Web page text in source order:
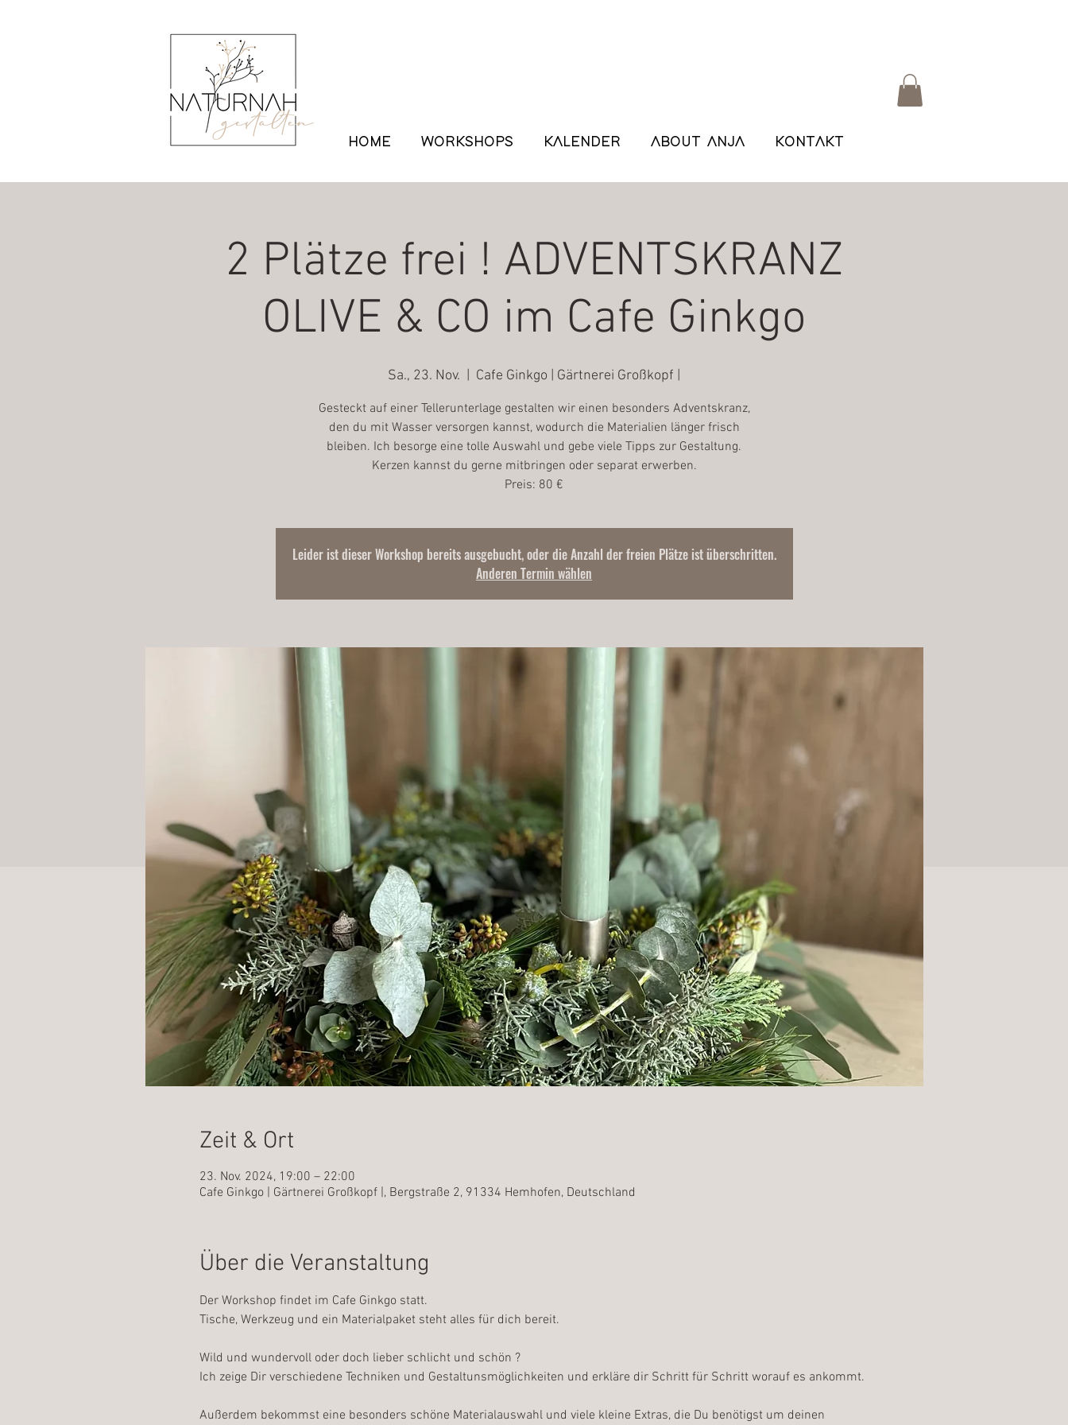
2 Plätze frei ! ADVENTSKRANZ
OLIVE & CO im Cafe Ginkgo
Sa., 23. Nov. Cafe Ginkgo | Gärtnerei Großkopf |
Gesteckt auf einer Tellerunterlage gestalten wir einen besonders Adventskranz,
den du mit Wasser versorgen kannst, wodurch die Materialien länger frisch
bleiben. Ich besorge eine tolle Auswahl und gebe viele Tipps zur Gestaltung.
Kerzen kannst du gerne mitbringen oder separat erwerben.
Preis: 80 €
Leider ist dieser Workshop bereits ausgebucht, oder die Anzahl der freien Plätze ist überschritten.
Anderen Termin wählen
Zeit & Ort
23. Nov. 2024, 19:00 – 22:00
Cafe Ginkgo | Gärtnerei Großkopf |, Bergstraße 2, 91334 Hemhofen, Deutschland
Über die Veranstaltung
Der Workshop findet im Cafe Ginkgo statt.
Tische, Werkzeug und ein Materialpaket steht alles für dich bereit.
Wild und wundervoll oder doch lieber schlicht und schön ?
Ich zeige Dir verschiedene Techniken und Gestaltunsmöglichkeiten und erkläre dir Schritt für Schritt worauf es ankommt.
Außerdem bekommst eine besonders schöne Materialauswahl und viele kleine Extras, die Du benötigst um deinen
HOME WORKSHOPS KALENDER ABOUT ANJA KONTAKT